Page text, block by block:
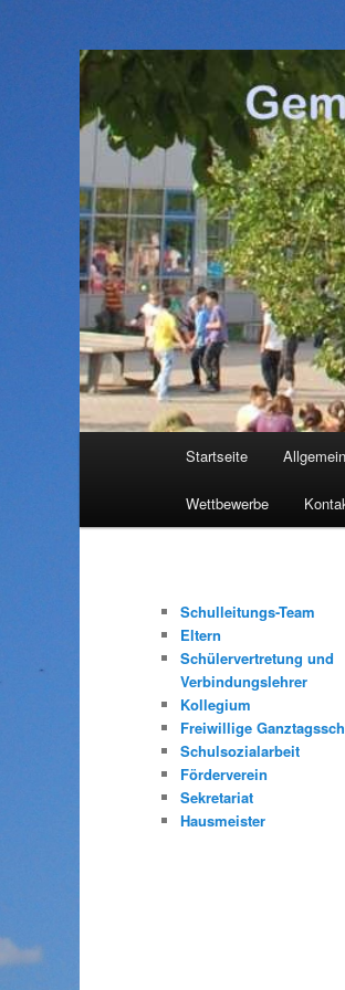
Zum
Inhalt
Startseite
Wettbewerbe
Schulleitungs-Team
Eltern
Schülervertretung und
Verbindungslehrer
Kollegium
Freiwillige
Schulsozialarbeit
Förderverein
Sekretariat
Hausmeister